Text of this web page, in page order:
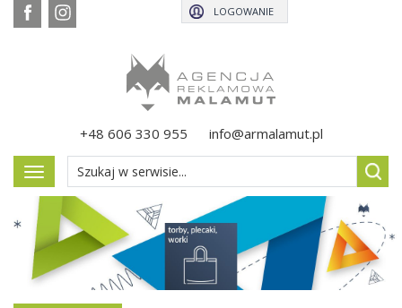
+48 606 330 955 info@armalamut.pl
LOGOWANIE
Pokaż
menu